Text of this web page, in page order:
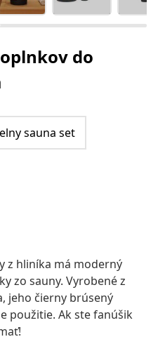
do
sauna set
z hliníka má moderný
zo sauny. Vyrobené z
jeho čierny brúsený
použitie. Ak ste fanúšik